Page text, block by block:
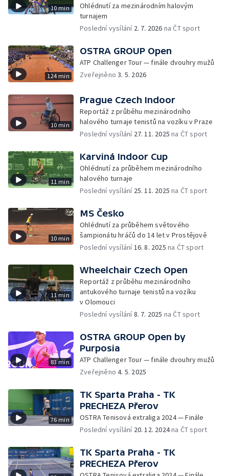
10 min
Ohlédnutí za mezinárodním halovým
turnajem
Poslední vysílání 2. 7. 2026 na ČT sport
124 min
OSTRA GROUP Open
ATP Challenger Tour — finále dvouhry mužů
Zveřejněno3. 5. 2026
10 min
Prague Czech Indoor
Reportáž z průběhu mezinárodního
halového turnaje tenistů na vozíku v Praze
Poslední vysílání 27. 11. 2025 na ČT sport
11 min
Karviná Indoor Cup
Ohlédnutí za průběhem mezinárodního
halového turnaje
Poslední vysílání 25. 11. 2025 na ČT sport
10 min
MS Česko
Ohlédnutí za průběhem světového
šampionátu hráčů do 14 let v Prostějově
Poslední vysílání16. 8. 2025 na ČT sport
11 min
Wheelchair Czech Open
Reportáž z průběhu mezinárodního
antukového turnaje tenistů na vozíku
v Olomouci
Poslední vysílání8. 7. 2025 na ČT sport
83 min
OSTRA GROUP Open by
Purposia
ATP Challenger Tour — finále dvouhry mužů
Zveřejněno4. 5. 2025
76 min
TK Sparta Praha - TK
PRECHEZA Přerov
OSTRA Tenisová extraliga 2024 — Finále
Poslední vysílání 20. 12. 2024na ČT sport
TK Sparta Praha - TK
PRECHEZA Přerov